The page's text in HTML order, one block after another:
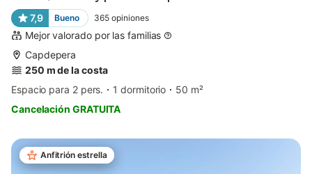
7,9 Bueno 365 opiniones
Mejor valorado por las familias
Capdepera
250 m de la costa
Espacio para 2 pers.
1 dormitorio
50 m²
Cancelación GRATUITA
Anfitrión estrella